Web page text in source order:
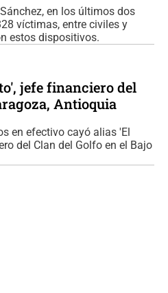
en los últimos dos
víctimas, entre civiles y
estos dispositivos.
jefe financiero del
Antioquia
en efectivo cayó alias 'El
del Clan del Golfo en el Bajo